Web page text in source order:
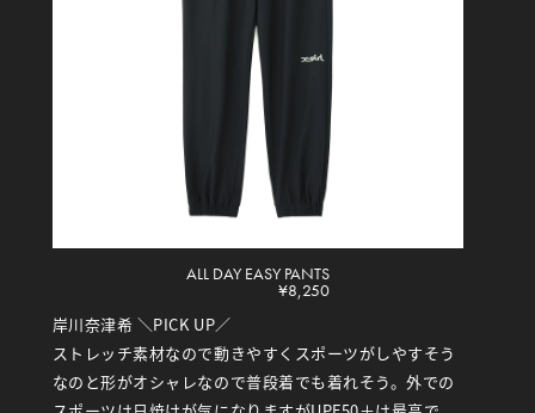
ALL DAY EASY PANTS
¥8,250
岸川奈津希 ＼PICK UP／
ストレッチ素材なので動きやすくスポーツがしやすそう
なのと形がオシャレなので普段着でも着れそう。外での